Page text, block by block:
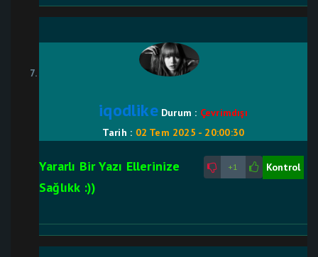
iqodlike Durum : Çevrimdışı
Tarih : 02 Tem 2025 - 20:00:30
+1 Kontrol
Yararlı Bir Yazı Ellerinize
Sağlıkk :))